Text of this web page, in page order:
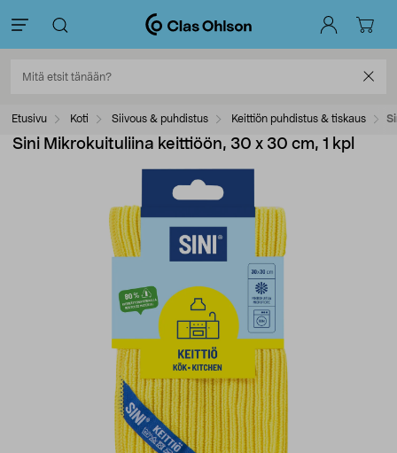
Etusivu Koti Siivous & puhdistus Keittiön puhdistus & tiskaus
Sini Mikrokuituliina keittiöön, 30 x 30 cm, 1 kpl